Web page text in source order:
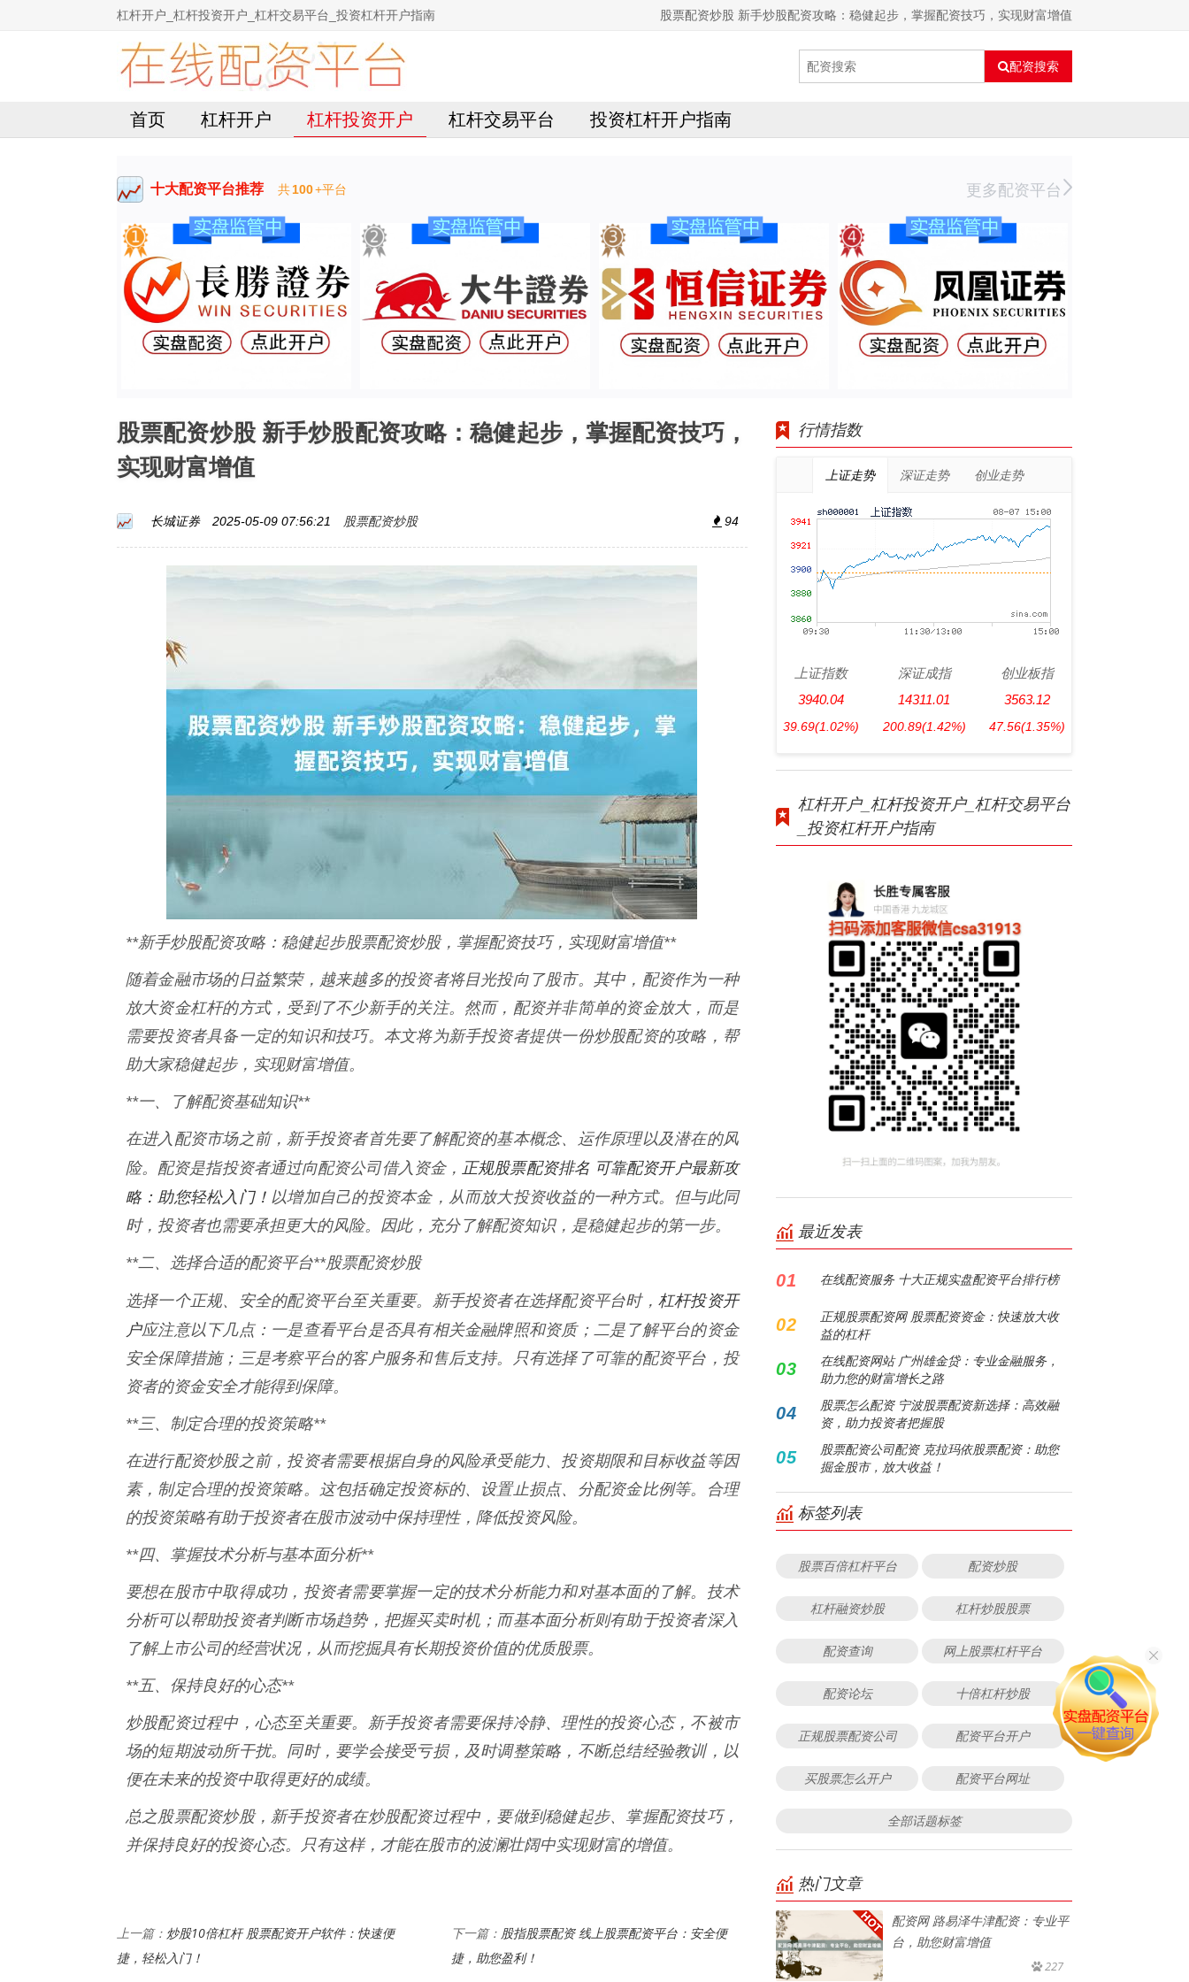
杠杆开户_杠杆投资开户_杠杆交易平台_投资杠杆开户指南 股票配资炒股 新手炒股配资攻略：稳健起步，掌握配资技巧，实现财富增值
配资搜索
首页 杠杆开户 杠杆投资开户 杠杆交易平台 投资杠杆开户指南
十大配资平台推荐 共100+平台 更多配资平台
股票配资炒股 新手炒股配资攻略：稳健起步，掌握配资技巧，
实现财富增值
长城证券 2025-05-09 07:56:21 股票配资炒股 94
**新手炒股配资攻略：稳健起步股票配资炒股，掌握配资技巧，实现财富增值**
随着金融市场的日益繁荣，越来越多的投资者将目光投向了股市。其中，配资作为一种
放大资金杠杆的方式，受到了不少新手的关注。然而，配资并非简单的资金放大，而是
需要投资者具备一定的知识和技巧。本文将为新手投资者提供一份炒股配资的攻略，帮
助大家稳健起步，实现财富增值。
**一、了解配资基础知识**
在进入配资市场之前，新手投资者首先要了解配资的基本概念、运作原理以及潜在的风
险。配资是指投资者通过向配资公司借入资金， 正规股票配资排名 可靠配资开户最新攻
略：助您轻松入门！ 以增加自己的投资本金，从而放大投资收益的一种方式。但与此同
时，投资者也需要承担更大的风险。因此，充分了解配资知识，是稳健起步的第一步。
**二、选择合适的配资平台**股票配资炒股
选择一个正规、安全的配资平台至关重要。新手投资者在选择配资平台时， 杠杆投资开
户应注意以下几点：一是查看平台是否具有相关金融牌照和资质；二是了解平台的资金
安全保障措施；三是考察平台的客户服务和售后支持。只有选择了可靠的配资平台，投
资者的资金安全才能得到保障。
**三、制定合理的投资策略**
在进行配资炒股之前，投资者需要根据自身的风险承受能力、投资期限和目标收益等因
素，制定合理的投资策略。这包括确定投资标的、设置止损点、分配资金比例等。合理
的投资策略有助于投资者在股市波动中保持理性，降低投资风险。
**四、掌握技术分析与基本面分析**
要想在股市中取得成功，投资者需要掌握一定的技术分析能力和对基本面的了解。技术
分析可以帮助投资者判断市场趋势，把握买卖时机；而基本面分析则有助于投资者深入
了解上市公司的经营状况，从而挖掘具有长期投资价值的优质股票。
**五、保持良好的心态**
炒股配资过程中，心态至关重要。新手投资者需要保持冷静、理性的投资心态，不被市
场的短期波动所干扰。同时，要学会接受亏损，及时调整策略，不断总结经验教训，以
便在未来的投资中取得更好的成绩。
总之股票配资炒股，新手投资者在炒股配资过程中，要做到稳健起步、掌握配资技巧，
并保持良好的投资心态。只有这样，才能在股市的波澜壮阔中实现财富的增值。
上一篇： 炒股10倍杠杆 股票配资开户软件：快速便
捷，轻松入门！
下一篇： 股指股票配资 线上股票配资平台：安全便
捷，助您盈利！
行情指数
上证走势 深证走势 创业走势
上证指数
3940.04
39.69(1.02%)
深证成指
14311.01
200.89(1.42%)
创业板指
3563.12
47.56(1.35%)
杠杆开户_杠杆投资开户_杠杆交易平台
_投资杠杆开户指南
最近发表
01 在线配资服务 十大正规实盘配资平台排行榜
02
正规股票配资网 股票配资资金：快速放大收
益的杠杆
03
在线配资网站 广州雄金贷：专业金融服务，
助力您的财富增长之路
04
股票怎么配资 宁波股票配资新选择：高效融
资，助力投资者把握股
05
股票配资公司配资 克拉玛依股票配资：助您
掘金股市，放大收益！
标签列表
股票百倍杠杆平台 配资炒股
杠杆融资炒股 杠杆炒股股票
配资查询 网上股票杠杆平台
配资论坛 十倍杠杆炒股
正规股票配资公司 配资平台开户
买股票怎么开户 配资平台网址
全部话题标签
热门文章
配资网 路易泽牛津配资：专业平
台，助您财富增值
227